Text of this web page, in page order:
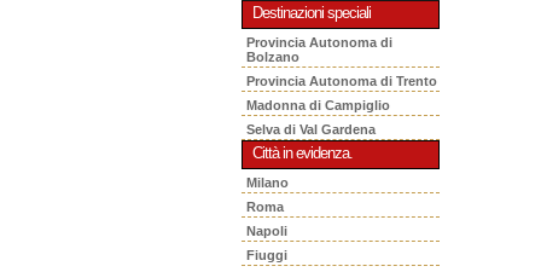
Destinazioni speciali
Provincia Autonoma di
Bolzano
Provincia Autonoma di Trento
Madonna di Campiglio
Selva di Val Gardena
Città in evidenza.
Milano
Roma
Napoli
Fiuggi